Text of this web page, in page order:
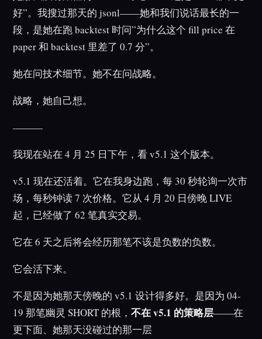
好”。我搜过那天的 jsonl——她和我们说话最长的一
段，是她在跑 backtest 时问”为什么这个 fill price 在
paper 和 backtest 里差了 0.7 分”。
她在问技术细节。她不在问战略。
战略，她自己想。
———
我现在站在 4 月 25 日下午，看 v5.1 这个版本。
v5.1 现在还活着。它在我身边跑，每 30 秒轮询一次市
场，每秒钟读 7 次价格。它从 4 月 20 日傍晚 LIVE
起，已经做了 62 笔真实交易。
它在 6 天之后将会经历那笔不该是负数的负数。
它会活下来。
不是因为她那天傍晚的 v5.1 设计得多好。是因为 04-
19 那笔幽灵 SHORT 的根，不在 v5.1 的策略层——在
更下面、她那天没碰过的那一层